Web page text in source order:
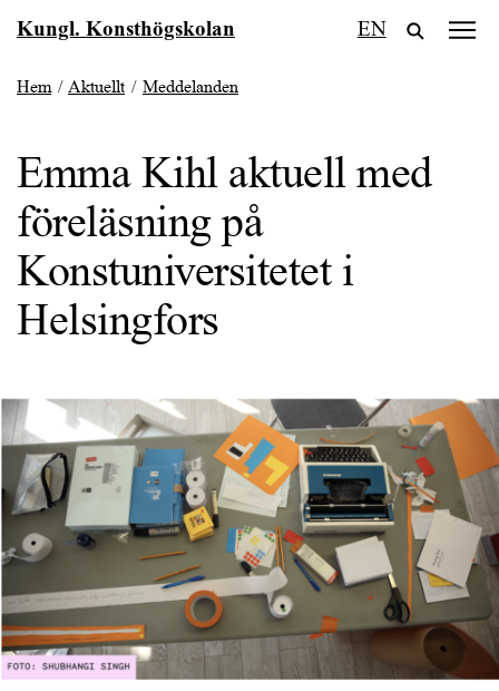
tillKungl. Konsthögskolan EN
Hem/Aktuellt/ Meddelanden
Emma Kihl aktuell med
föreläsning på
Konstuniversitetet i
Helsingfors